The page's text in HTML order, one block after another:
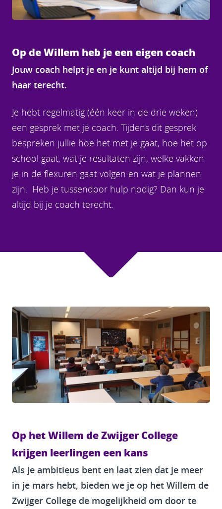
Op de Willem heb je een eigen coach
Jouw coach helpt je en je kunt altijd bij hem of
haar terecht.
Je hebt regelmatig (één keer in de drie weken)
een gesprek met je coach. Tijdens dit gesprek
bespreken jullie hoe het met je gaat, hoe het op
school gaat, wat je resultaten zijn, welke vakken
je in de flexuren gaat volgen en wat je plannen
zijn. Heb je tussendoor hulp nodig? Dan kun je
altijd bij je coach terecht.
Op het Willem de Zwijger College
krijgen leerlingen een kans
Als je ambitieus bent en laat zien dat je meer
in je mars hebt, bieden we je op het Willem de
Zwijger College de mogelijkheid om door te